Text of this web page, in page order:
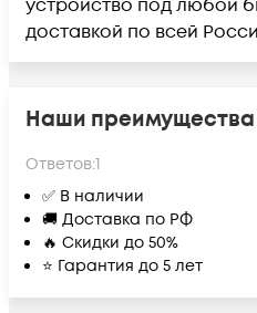
устройство под любой
доставкой по всей
Наши преимущества
Ответов:1
✅ В наличии
🚚 Доставка по РФ
🔥 Скидки до 50%
⭐ Гарантия до 5 лет